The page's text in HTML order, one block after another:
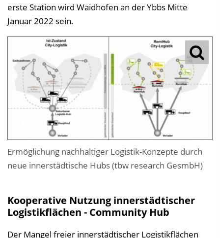
erste Station wird Waidhofen an der Ybbs Mitte
Januar 2022 sein.
Ermöglichung nachhaltiger Logistik-Konzepte durch
neue innerstädtische Hubs (tbw research GesmbH)
Kooperative Nutzung innerstädtischer
Logistikflächen - Community Hub
Der Mangel freier innerstädtischer Logistikflächen